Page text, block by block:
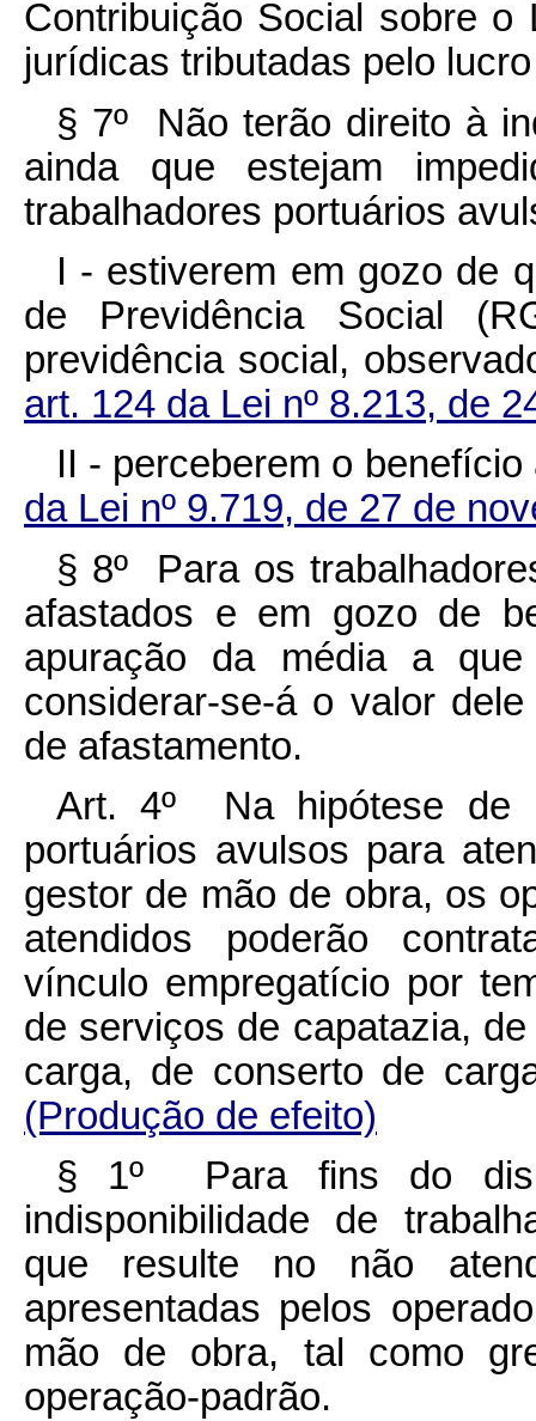
Contribuição Social sobre
jurídicas tributadas pelo
§ 7º Não terão direito à
ainda que estejam
trabalhadores portuários
I - estiverem em gozo de
de Previdência Social
previdência social,
art. 124 da Lei nº 8.213, de
II - perceberem o
da Lei nº 9.719, de 27 de
§ 8º Para os
afastados e em gozo de
apuração da média a
considerar-se-á o valor
de afastamento.
Art. 4º Na hipótese de
portuários avulsos para
gestor de mão de obra, os
atendidos poderão
vínculo empregatício por
de serviços de capatazia,
carga, de conserto de
(Produção de efeito)
§ 1º Para fins do
indisponibilidade de
que resulte no não
apresentadas pelos
mão de obra, tal como
operação-padrão.